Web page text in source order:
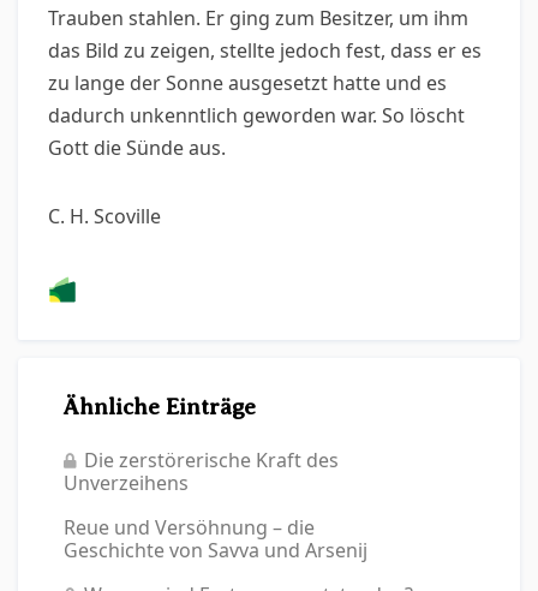
Trauben stahlen. Er ging zum Besitzer, um ihm
das Bild zu zeigen, stellte jedoch fest, dass er es
zu lange der Sonne ausgesetzt hatte und es
dadurch unkenntlich geworden war. So löscht
Gott die Sünde aus.
C. H. Scoville
Ähnliche Einträge
Die zerstörerische Kraft des
Unverzeihens
Reue und Versöhnung – die
Geschichte von Savva und Arsenij